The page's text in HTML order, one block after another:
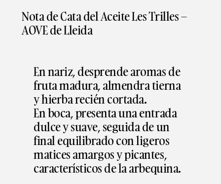
Nota de Cata del Aceite Les Trilles –
AOVE de Lleida
En nariz, desprende aromas de
fruta madura, almendra tierna
y hierba recién cortada.
En boca, presenta una entrada
dulce y suave, seguida de un
final equilibrado con ligeros
matices amargos y picantes,
característicos de la arbequina.